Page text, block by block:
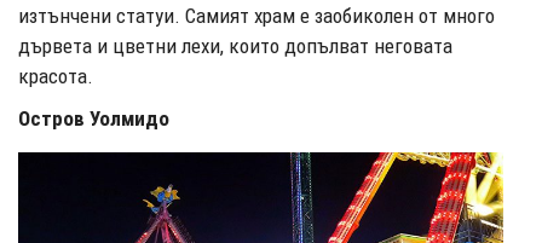
изтънчени статуи. Самият храм е заобиколен от много
дървета и цветни лехи, които допълват неговата
красота.
Остров Уолмидо